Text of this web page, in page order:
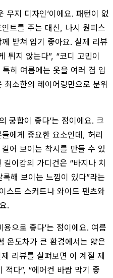
무지 디자인’이에요. 패턴이 없
트를 주는 대신, 나시 원피스
받쳐 입기 좋아요. 실제 리뷰
튀지 않는다”, “코디 고민이
히 여름에는 옷을 여러 겹 입
소한의 레이어링만으로 분위
궁합이 좋다’는 점이에요. 크
에게 중요한 요소인데, 허리
어 보이는 착시를 만들 수 있
이감의 가디건은 “바지나 치
해 보이는 느낌이 있다”라는
스트 스커트나 와이드 팬츠와
.
으로 좋다’는 점이에요. 여름
온도차가 큰 환경에서는 얇은
리뷰를 살펴보면 이 계절 제
적다”, “에어컨 바람 막기 좋